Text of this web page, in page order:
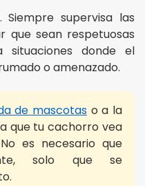
Siempre supervisa las
que sean respetuosas
situaciones donde el
o amenazado.
de mascotaso a la
que tu cachorro vea
es necesario que
solo que se